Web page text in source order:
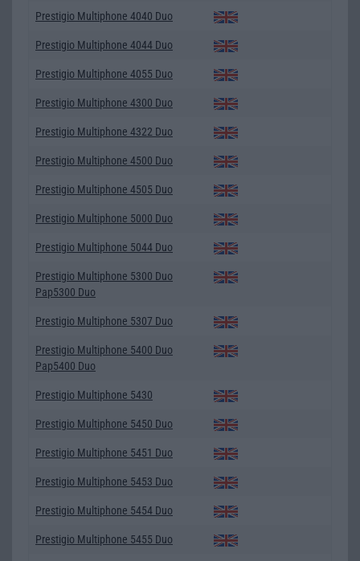
Prestigio Multiphone 4040 Duo
Prestigio Multiphone 4044 Duo
Prestigio Multiphone 4055 Duo
Prestigio Multiphone 4300 Duo
Prestigio Multiphone 4322 Duo
Prestigio Multiphone 4500 Duo
Prestigio Multiphone 4505 Duo
Prestigio Multiphone 5000 Duo
Prestigio Multiphone 5044 Duo
Prestigio Multiphone 5300 Duo
Pap5300 Duo
Prestigio Multiphone 5307 Duo
Prestigio Multiphone 5400 Duo
Pap5400 Duo
Prestigio Multiphone 5430
Prestigio Multiphone 5450 Duo
Prestigio Multiphone 5451 Duo
Prestigio Multiphone 5453 Duo
Prestigio Multiphone 5454 Duo
Prestigio Multiphone 5455 Duo